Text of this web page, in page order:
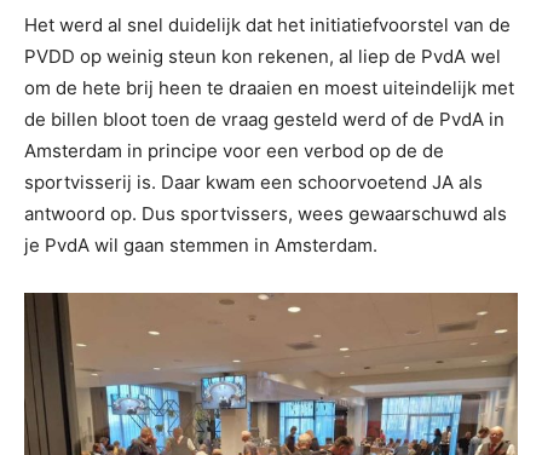
Het werd al snel duidelijk dat het initiatiefvoorstel van de
PVDD op weinig steun kon rekenen, al liep de PvdA wel
om de hete brij heen te draaien en moest uiteindelijk met
de billen bloot toen de vraag gesteld werd of de PvdA in
Amsterdam in principe voor een verbod op de de
sportvisserij is. Daar kwam een schoorvoetend JA als
antwoord op. Dus sportvissers, wees gewaarschuwd als
je PvdA wil gaan stemmen in Amsterdam.